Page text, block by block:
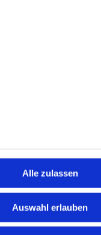
Alle zulassen
Auswahl erlauben